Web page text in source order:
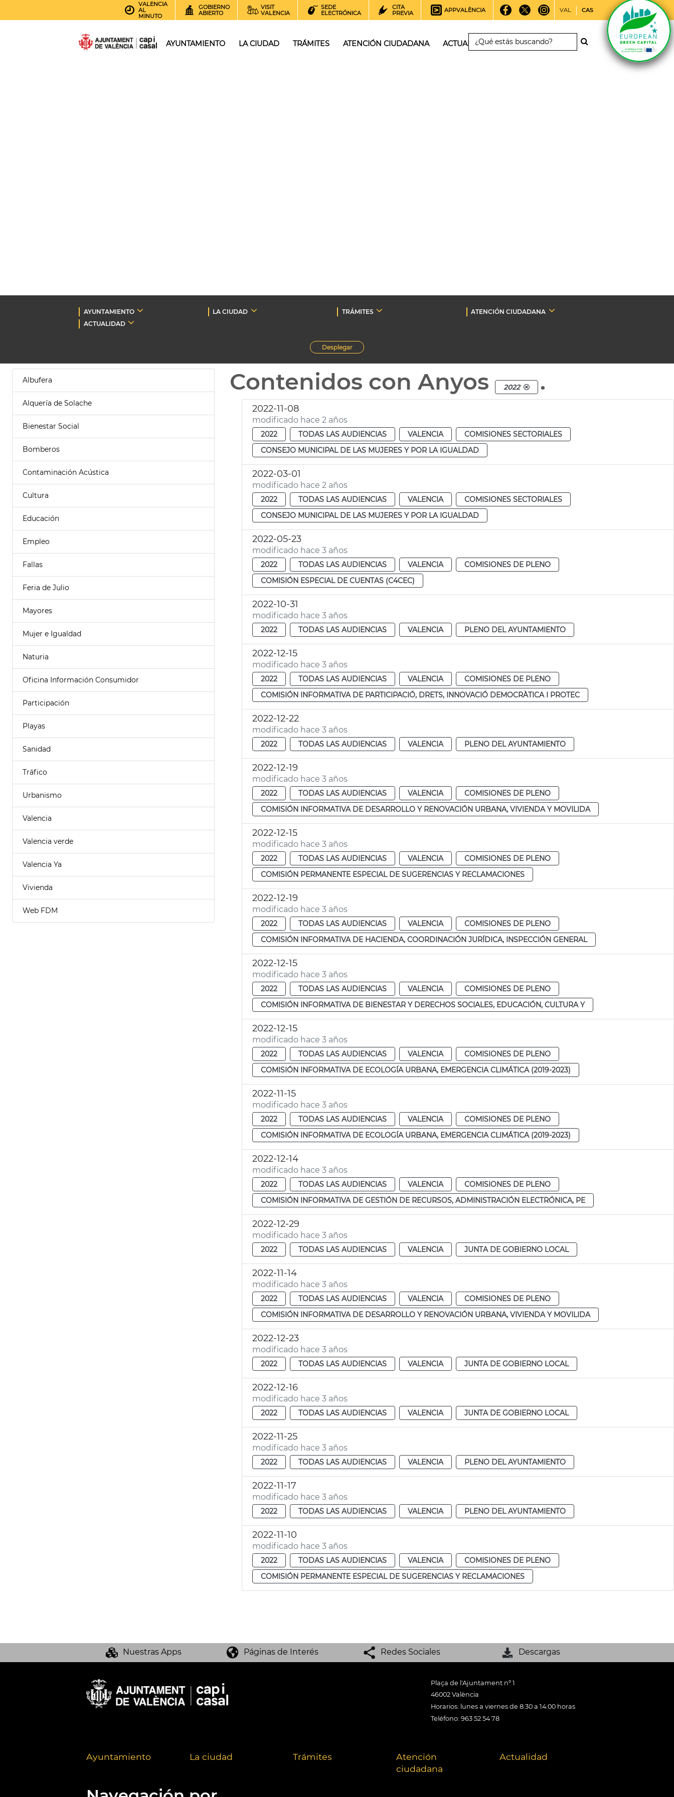
VALENCIA
AL
MINUTO
GOBIERNO
ABIERTO
VISIT
VALENCIA
SEDE
ELECTRÓNICA
CITA
PREVIA
APPVALÈNCIA VAL CAS
AYUNTAMIENTO LA CIUDAD TRÁMITES ATENCIÓN CIUDADANA ACTUALIDAD
AYUNTAMIENTO LA CIUDAD TRÁMITES
ATENCIÓN CIUDADANA
ACTUALIDAD
Desplegar
Albufera
Alquería de Solache
Bienestar Social
Bomberos
Contaminación Acústica
Cultura
Educación
Empleo
Fallas
Feria de Julio
Mayores
Mujer e Igualdad
Naturia
Oficina Información Consumidor
Participación
Playas
Sanidad
Tráfico
Urbanismo
Valencia
Valencia verde
Valencia Ya
Vivienda
Web FDM
Contenidos con Anyos 2022 .
2022-11-08
modificado hace 2 años
2022 TODAS LAS AUDIENCIAS VALENCIA
COMISIONES SECTORIALES
CONSEJO MUNICIPAL DE LAS MUJERES Y POR LA IGUALDAD
2022-03-01
modificado hace 2 años
2022 TODAS LAS AUDIENCIAS VALENCIA
COMISIONES SECTORIALES
CONSEJO MUNICIPAL DE LAS MUJERES Y POR LA IGUALDAD
2022-05-23
modificado hace 3 años
2022 TODAS LAS AUDIENCIAS VALENCIA
COMISIONES DE PLENO
COMISIÓN ESPECIAL DE CUENTAS (C4CEC)
2022-10-31
modificado hace 3 años
2022 TODAS LAS AUDIENCIAS VALENCIA PLENO DEL AYUNTAMIENTO
2022-12-15
modificado hace 3 años
2022 TODAS LAS AUDIENCIAS VALENCIA
COMISIONES DE PLENO
COMISIÓN INFORMATIVA DE PARTICIPACIÓ, DRETS, INNOVACIÓ DEMOCRÀTICA I PROTEC
2022-12-22
modificado hace 3 años
2022 TODAS LAS AUDIENCIAS VALENCIA PLENO DEL AYUNTAMIENTO
2022-12-19
modificado hace 3 años
2022 TODAS LAS AUDIENCIAS VALENCIA
COMISIONES DE PLENO
COMISIÓN INFORMATIVA DE DESARROLLO Y RENOVACIÓN URBANA, VIVIENDA Y MOVILIDA
2022-12-15
modificado hace 3 años
2022 TODAS LAS AUDIENCIAS VALENCIA
COMISIONES DE PLENO
COMISIÓN PERMANENTE ESPECIAL DE SUGERENCIAS Y RECLAMACIONES
2022-12-19
modificado hace 3 años
2022 TODAS LAS AUDIENCIAS VALENCIA
COMISIONES DE PLENO
COMISIÓN INFORMATIVA DE HACIENDA, COORDINACIÓN JURÍDICA, INSPECCIÓN GENERAL
2022-12-15
modificado hace 3 años
2022 TODAS LAS AUDIENCIAS VALENCIA
COMISIONES DE PLENO
COMISIÓN INFORMATIVA DE BIENESTAR Y DERECHOS SOCIALES, EDUCACIÓN, CULTURA Y
2022-12-15
modificado hace 3 años
2022 TODAS LAS AUDIENCIAS VALENCIA
COMISIONES DE PLENO
COMISIÓN INFORMATIVA DE ECOLOGÍA URBANA, EMERGENCIA CLIMÁTICA (2019-2023)
2022-11-15
modificado hace 3 años
2022 TODAS LAS AUDIENCIAS VALENCIA
COMISIONES DE PLENO
COMISIÓN INFORMATIVA DE ECOLOGÍA URBANA, EMERGENCIA CLIMÁTICA (2019-2023)
2022-12-14
modificado hace 3 años
2022 TODAS LAS AUDIENCIAS VALENCIA
COMISIONES DE PLENO
COMISIÓN INFORMATIVA DE GESTIÓN DE RECURSOS, ADMINISTRACIÓN ELECTRÓNICA, PE
2022-12-29
modificado hace 3 años
2022 TODAS LAS AUDIENCIAS VALENCIA JUNTA DE GOBIERNO LOCAL
2022-11-14
modificado hace 3 años
2022 TODAS LAS AUDIENCIAS VALENCIA
COMISIONES DE PLENO
COMISIÓN INFORMATIVA DE DESARROLLO Y RENOVACIÓN URBANA, VIVIENDA Y MOVILIDA
2022-12-23
modificado hace 3 años
2022 TODAS LAS AUDIENCIAS VALENCIA JUNTA DE GOBIERNO LOCAL
2022-12-16
modificado hace 3 años
2022 TODAS LAS AUDIENCIAS VALENCIA JUNTA DE GOBIERNO LOCAL
2022-11-25
modificado hace 3 años
2022 TODAS LAS AUDIENCIAS VALENCIA PLENO DEL AYUNTAMIENTO
2022-11-17
modificado hace 3 años
2022 TODAS LAS AUDIENCIAS VALENCIA PLENO DEL AYUNTAMIENTO
2022-11-10
modificado hace 3 años
2022 TODAS LAS AUDIENCIAS VALENCIA
COMISIONES DE PLENO
COMISIÓN PERMANENTE ESPECIAL DE SUGERENCIAS Y RECLAMACIONES
Nuestras Apps Páginas de Interés Redes Sociales Descargas
Plaça de l'Ajuntament nº 1
46002 València
Horarios: lunes a viernes de 8:30 a 14:00 horas
Teléfono: 963 52 54 78
Ayuntamiento La ciudad Trámites
Atención
ciudadana
Actualidad